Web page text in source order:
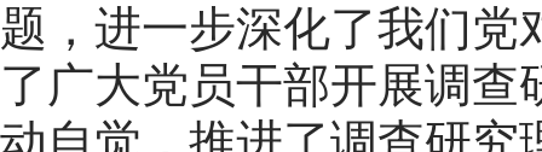
题，进一步深化了我们
了广大党员干部开展调
动自觉，推进了调查研究